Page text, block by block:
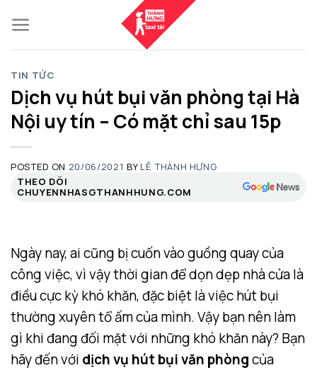
to
content
TIN TỨC
Dịch vụ hút bụi văn phòng tại Hà
Nội uy tín – Có mặt chỉ sau 15p
POSTED ON 20/06/2021 BY LÊ THÀNH HƯNG
THEO DÕI
CHUYENNHASGTHANHHUNG.COM
Ngày nay, ai cũng bị cuốn vào guồng quay của
công việc, vì vậy thời gian để dọn dẹp nhà cửa là
điều cực kỳ khó khăn, đặc biệt là việc hút bụi
thường xuyên tổ ấm của mình. Vậy bạn nên làm
gì khi đang đối mặt với những khó khăn này? Bạn
hãy đến với dịch vụ hút bụi văn phòngcủa